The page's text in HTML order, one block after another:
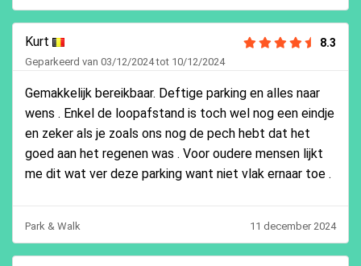
Kurt 8.3
Geparkeerd van 03/12/2024 tot 10/12/2024
Gemakkelijk bereikbaar. Deftige parking en alles naar
wens . Enkel de loopafstand is toch wel nog een eindje
en zeker als je zoals ons nog de pech hebt dat het
goed aan het regenen was . Voor oudere mensen lijkt
me dit wat ver deze parking want niet vlak ernaar toe .
Park & Walk 11 december 2024